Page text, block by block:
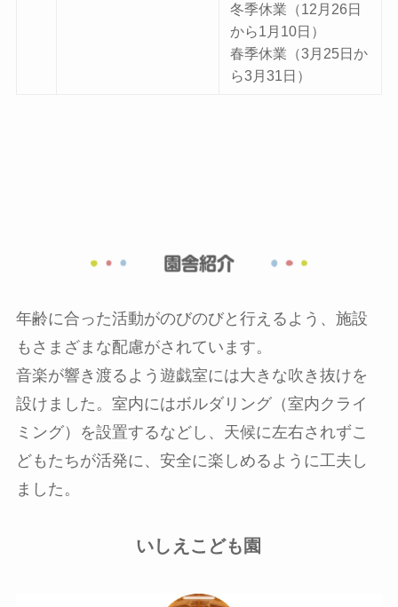
冬季休業（12月26日
から1月10日）
春季休業（3月25日か
ら3月31日）
年齢に合った活動がのびのびと行えるよう、施設
もさまざまな配慮がされています。
音楽が響き渡るよう遊戯室には大きな吹き抜けを
設けました。室内にはボルダリング（室内クライ
ミング）を設置するなどし、天候に左右されずこ
どもたちが活発に、安全に楽しめるように工夫し
ました。
いしえこども園